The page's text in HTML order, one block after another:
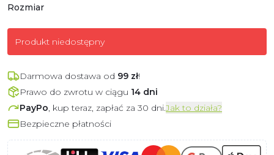
Rozmiar
Produkt niedostępny
Darmowa dostawa od 99 zł!
Prawo do zwrotu w ciągu 14 dni
PayPo, kup teraz, zapłać za 30 dni.Jak to działa?
Bezpieczne płatności